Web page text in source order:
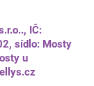
IČ:
sídlo: Mosty
u